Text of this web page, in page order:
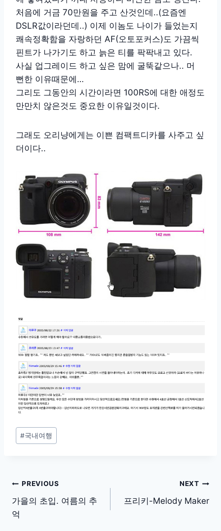
처음에 거금 70만원을 주고 산것인데..(요즘엔
DSLR값이라던데..) 이제 이놈도 나이가 들었는지
쾌속정확함을 자랑하던 AF(오토포커스)도 가끔씩
핀트가 나가기도 하고 늙은 티를 팍팍내고 있다.
사실 업그레이드 하고 싶은 맘에 굴뚝같으나.. 머
뻔한 이유때문에…
그리도 그동안의 시간이라면 100RS에 대한 애정도
만만치 않은것도 중요한 이유일것이다.
그래도 오리냥에게는 이쁜 컴팩트디카를 사주고 싶
더이다..
Post
Tags:
#국내여행
글
탐
색
PREVIOUS
가을의 초입. 여름의 추
억
NEXT
프리키-Melody Maker